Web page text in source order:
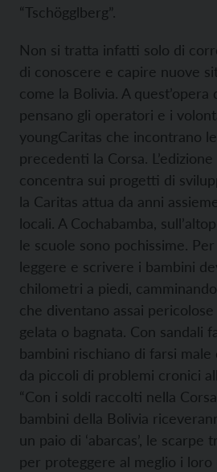
“Tschögglberg”.
Non si tratta infatti solo di
di conoscere e capire nuove
come la Bolivia. A quest’opera
pensano gli operatori e i
youngCaritas che incontrano
precedenti la Corsa.
concentra sui progetti di
la Caritas attua da anni
locali. A Cochabamba,
le scuole sono pochissime.
leggere e scrivere i bambini
chilometri a piedi,
che diventano assai
gelata o bagnata. Con sandali
bambini rischiano di farsi
da piccoli di problemi cronici
“Con i soldi raccolti nella
bambini della Bolivia
un paio di ‘abarcas’, le scarpe
per proteggere al meglio i loro